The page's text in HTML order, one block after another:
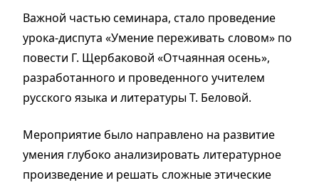
Важной частью семинара, стало проведение
урока-диспута «Умение переживать словом» по
повести Г. Щербаковой «Отчаянная осень»,
разработанного и проведенного учителем
русского языка и литературы Т. Беловой.
Мероприятие было направлено на развитие
умения глубоко анализировать литературное
произведение и решать сложные этические